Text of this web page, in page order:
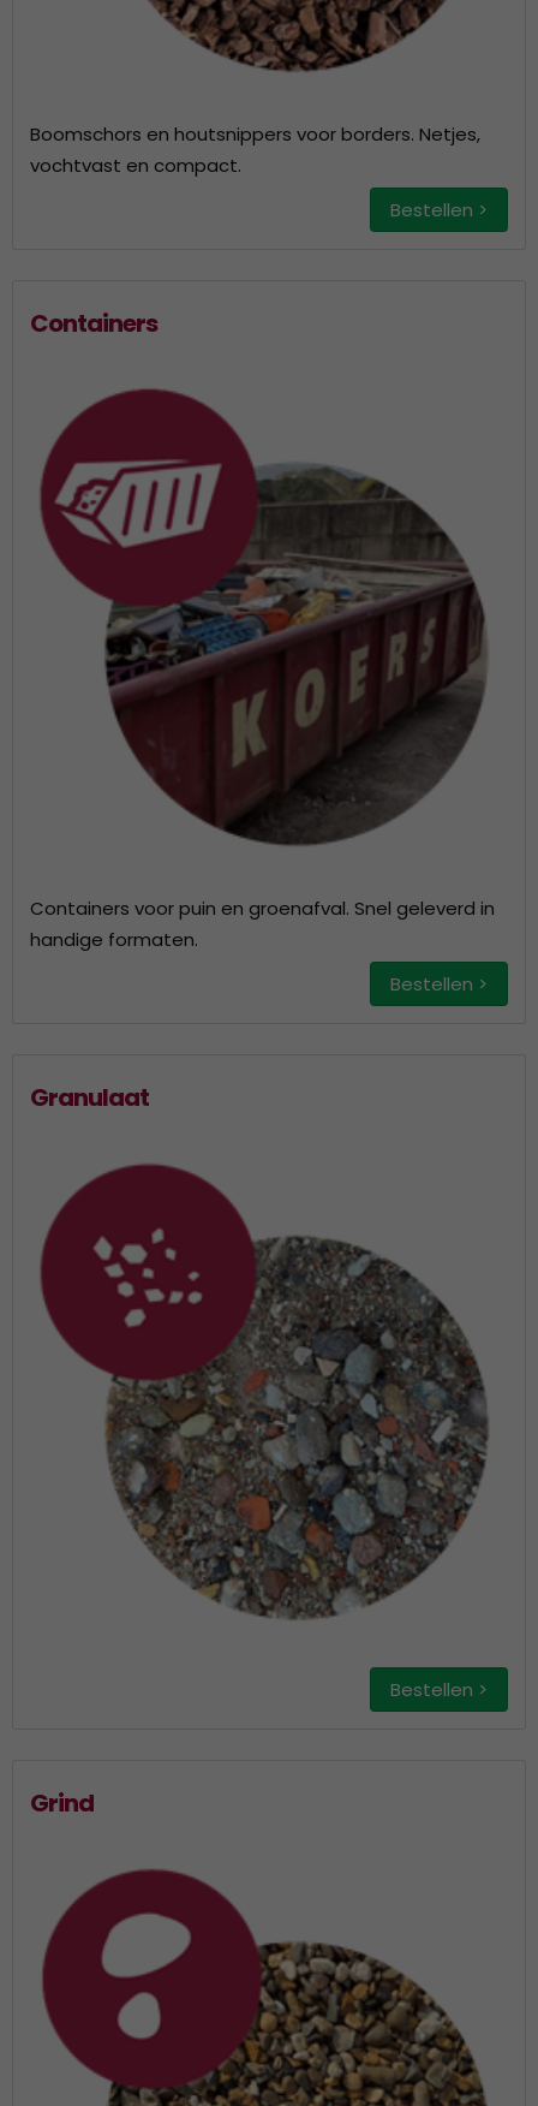
Boomschors en houtsnippers voor borders. Netjes,
vochtvast en compact.
Bestellen >
Containers
Containers voor puin en groenafval. Snel geleverd in
handige formaten.
Bestellen >
Granulaat
Bestellen >
Grind